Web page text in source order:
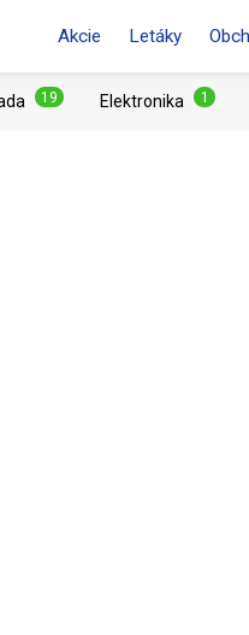
Akcie Letáky
19 Elektronika 1